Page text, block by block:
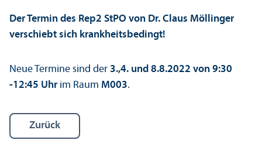
Der Termin des Rep2 StPO von Dr. Claus Möllinger
verschiebt sich krankheits­bedingt!
Neue Termine sind der 3.,4. und 8.8.2022 von 9:30
-12:45 Uhrim Raum M003.
Zurück